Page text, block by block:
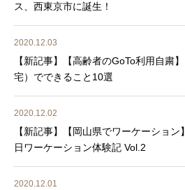
ス、西東京市に誕生！
2020.12.03
【新記事】【高齢者のGoTo利用自粛
宅）でできること10選
2020.12.02
【新記事】【岡山県でワーケーショ
日ワーケーション体験記 Vol.2
2020.12.01